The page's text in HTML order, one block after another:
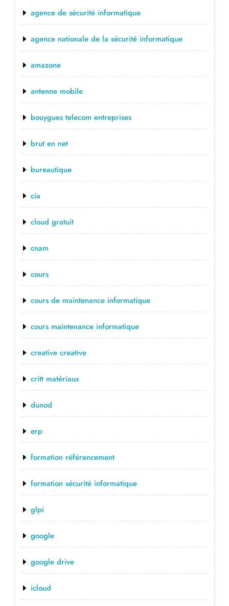
agence de sécurité informatique
agence nationale de la sécurité informatique
amazone
antenne mobile
bouygues telecom entreprises
brut en net
bureautique
cia
cloud gratuit
cnam
cours
cours de maintenance informatique
cours maintenance informatique
creative creative
critt matériaux
dunod
erp
formation référencement
formation sécurité informatique
glpi
google
google drive
icloud